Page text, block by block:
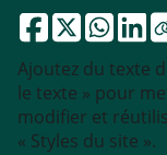
Ajoutez du texte
le texte » pour
modifier et
« Styles du site ».